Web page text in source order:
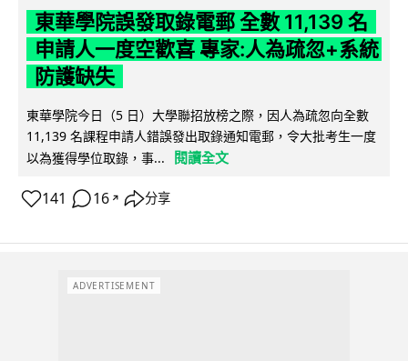
東華學院誤發取錄電郵 全數 11,139 名
申請人一度空歡喜 專家:人為疏忽+系統
防護缺失
東華學院今日（5 日）大學聯招放榜之際，因人為疏忽向全數
11,139 名課程申請人錯誤發出取錄通知電郵，令大批考生一度
以為獲得學位取錄，事...
閱讀全文
141 16 ↗ 分享
ADVERTISEMENT